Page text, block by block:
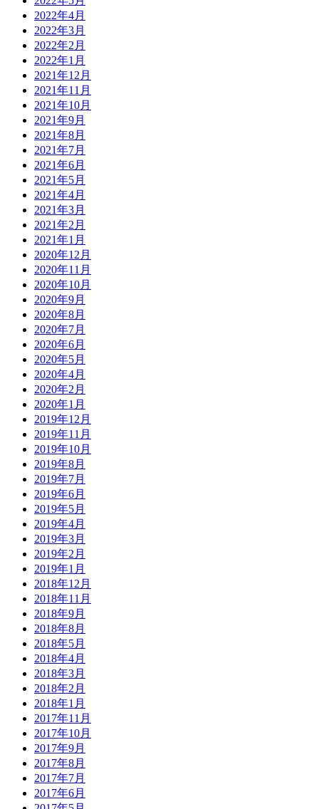
2022年4月
2022年3月
2022年2月
2022年1月
2021年12月
2021年11月
2021年10月
2021年9月
2021年8月
2021年7月
2021年6月
2021年5月
2021年4月
2021年3月
2021年2月
2021年1月
2020年12月
2020年11月
2020年10月
2020年9月
2020年8月
2020年7月
2020年6月
2020年5月
2020年4月
2020年2月
2020年1月
2019年12月
2019年11月
2019年10月
2019年8月
2019年7月
2019年6月
2019年5月
2019年4月
2019年3月
2019年2月
2019年1月
2018年12月
2018年11月
2018年9月
2018年8月
2018年5月
2018年4月
2018年3月
2018年2月
2018年1月
2017年11月
2017年10月
2017年9月
2017年8月
2017年7月
2017年6月